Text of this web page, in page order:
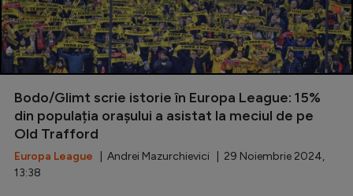
Bodo/Glimt scrie istorie în Europa League: 15%
din populația orașului a asistat la meciul de pe
Old Trafford
Europa League | Andrei Mazurchievici | 29 Noiembrie 2024,
13:38